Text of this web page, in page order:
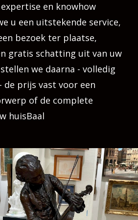
en knowhow
u een uitstekende service,
bezoek ter plaatse,
gratis schatting uit van uw
we daarna - volledig
prijs vast voor een
of de complete
huisBaal